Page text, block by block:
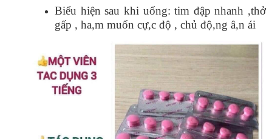
Biểu hiện sau khi uống: tim đập nhanh ,thở
gấp , ha,m muốn cự,c độ , chủ độ,ng â,n ái